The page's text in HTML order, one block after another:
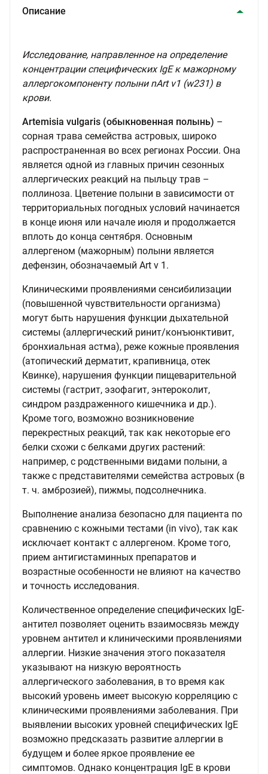
Описание
Исследование, направленное на определение
концентрации специфических IgE к мажорному
аллергокомпоненту полыни nArt v1 (w231) в
крови.
Artemisia vulgaris (обыкновенная полынь) –
сорная трава семейства астровых, широко
распространенная во всех регионах России. Она
является одной из главных причин сезонных
аллергических реакций на пыльцу трав –
поллиноза. Цветение полыни в зависимости от
территориальных погодных условий начинается
в конце июня или начале июля и продолжается
вплоть до конца сентября. Основным
аллергеном (мажорным) полыни является
дефензин, обозначаемый Art v 1.
Клиническими проявлениями сенсибилизации
(повышенной чувствительности организма)
могут быть нарушения функции дыхательной
системы (аллергический ринит/конъюнктивит,
бронхиальная астма), реже кожные проявления
(атопический дерматит, крапивница, отек
Квинке), нарушения функции пищеварительной
системы (гастрит, эзофагит, энтероколит,
синдром раздраженного кишечника и др.).
Кроме того, возможно возникновение
перекрестных реакций, так как некоторые его
белки схожи с белками других растений:
например, с родственными видами полыни, а
также с представителями семейства астровых (в
т. ч. амброзией), пижмы, подсолнечника.
Выполнение анализа безопасно для пациента по
сравнению с кожными тестами (in vivo), так как
исключает контакт с аллергеном. Кроме того,
прием антигистаминных препаратов и
возрастные особенности не влияют на качество
и точность исследования.
Количественное определение специфических IgE-
антител позволяет оценить взаимосвязь между
уровнем антител и клиническими проявлениями
аллергии. Низкие значения этого показателя
указывают на низкую вероятность
аллергического заболевания, в то время как
высокий уровень имеет высокую корреляцию с
клиническими проявлениями заболевания. При
выявлении высоких уровней специфических IgE
возможно предсказать развитие аллергии в
будущем и более яркое проявление ее
симптомов. Однако концентрация IgE в крови